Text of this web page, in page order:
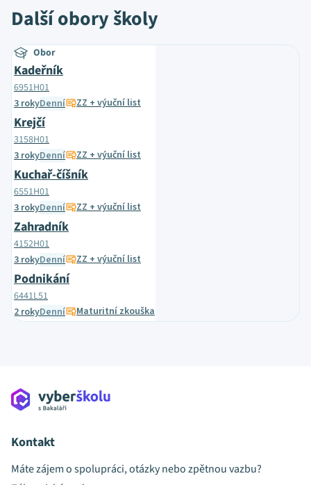
Další obory školy
Obor
Kadeřník
6951H01
3 rokyDenní ZZ + výuční list
Krejčí
3158H01
3 rokyDenní ZZ + výuční list
Kuchař-číšník
6551H01
3 rokyDenní ZZ + výuční list
Zahradník
4152H01
3 rokyDenní ZZ + výuční list
Podnikání
6441L51
2 rokyDenní Maturitní zkouška
Kontakt
Máte zájem o spolupráci, otázky nebo zpětnou vazbu?